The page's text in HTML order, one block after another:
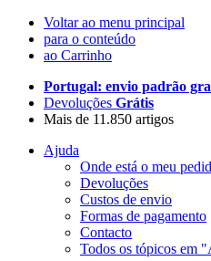
Voltar ao menu principal
para o conteúdo
ao Carrinho
Portugal: envio padrão
Devoluções Grátis
Mais de 11.850 artigos
Ajuda
Onde está o meu
Devoluções
Custos de envio
Formas de pagamento
Contacto
Todos os tópicos em